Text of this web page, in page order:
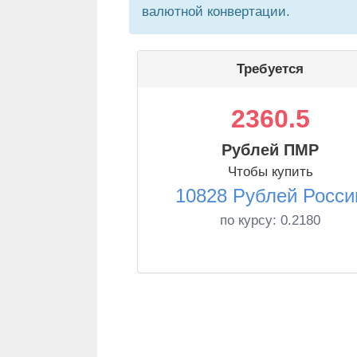
валютной конвертации.
Требуется
2360.5
Рублей ПМР
Чтобы купить
10828 Рублей
по курсу: 0.2180